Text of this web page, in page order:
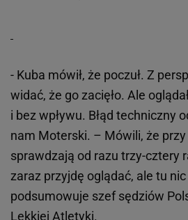
- Kuba mówił, że poczuł. Z
widać, że go zacięło. Ale
i bez wpływu. Błąd techniczny
nam Moterski. – Mówili, że przy
sprawdzają od razu trzy-cztery
zaraz przyjdę oglądać, ale tu nic
podsumowuje szef sędziów
Lekkiej Atletyki.